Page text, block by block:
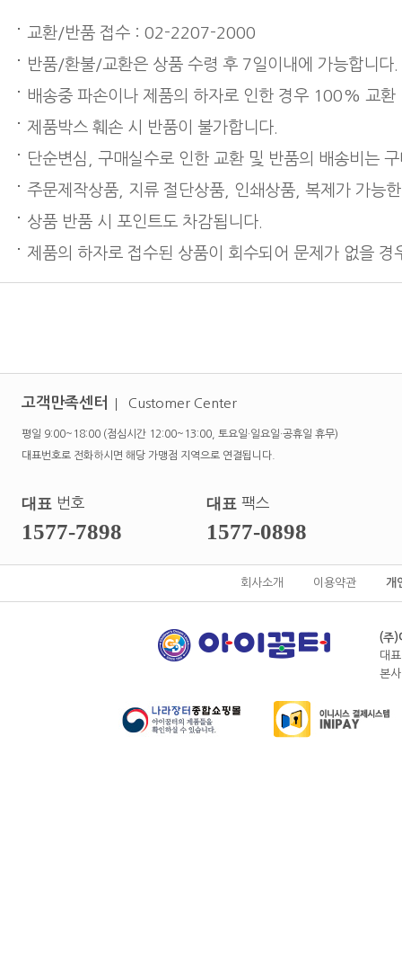
교환/반품 접수 : 02-2207-2000
반품/환불/교환은 상품 수령 후 7일이내에 가능합니다.
배송중 파손이나 제품의 하자로 인한 경우 100% 교환
제품박스 훼손 시 반품이 불가합니다.
단순변심, 구매실수로 인한 교환 및 반품의 배송비는
주문제작상품, 지류 절단상품, 인쇄상품, 복제가 가능
상품 반품 시 포인트도 차감됩니다.
제품의 하자로 접수된 상품이 회수되어 문제가 없을
고객만족센터 Customer Center
평일 9:00~18:00 (점심시간 12:00~13:00, 토요일·일요일·공휴일 휴무)
대표번호로 전화하시면 해당 가맹점 지역으로 연결됩니다.
대표 번호
1577-7898
대표 팩스
1577-0898
회사소개 이용약관 개
(주)
대
본